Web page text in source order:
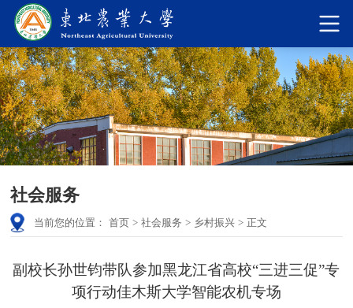
社会服务
当前您的位置： 首页 > 社会服务 > 乡村振兴 > 正文
副校长孙世钧带队参加黑龙江省高校“三进三促”专
项行动佳木斯大学智能农机专场